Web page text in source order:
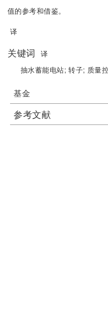
值的参考和借鉴。
译
关键词
译
抽水蓄能电站;转子; 质量
基金
参考文献